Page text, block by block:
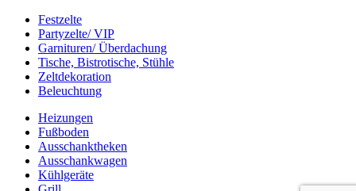
Festzelte
Partyzelte/ VIP
Garnituren/ Überdachung
Tische, Bistrotische, Stühle
Zeltdekoration
Beleuchtung
Heizungen
Fußboden
Ausschanktheken
Ausschankwagen
Kühlgeräte